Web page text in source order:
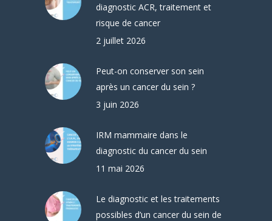
diagnostic ACR, traitement et
risque de cancer
2 juillet 2026
Peut-on conserver son sein
après un cancer du sein ?
3 juin 2026
IRM mammaire dans le
diagnostic du cancer du sein
11 mai 2026
Le diagnostic et les traitements
possibles d’un cancer du sein de